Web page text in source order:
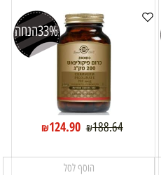
33%הנחה
₪188.64
₪124.90
הוסף לסל